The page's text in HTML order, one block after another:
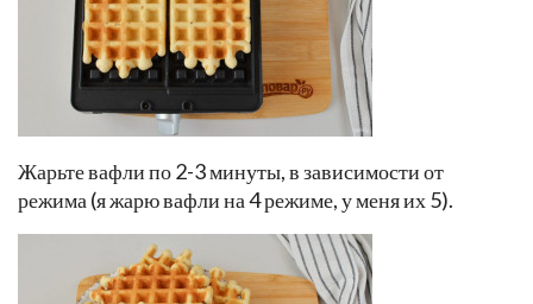
Жарьте вафли по 2-3 минуты, в зависимости от
режима (я жарю вафли на 4 режиме, у меня их 5).